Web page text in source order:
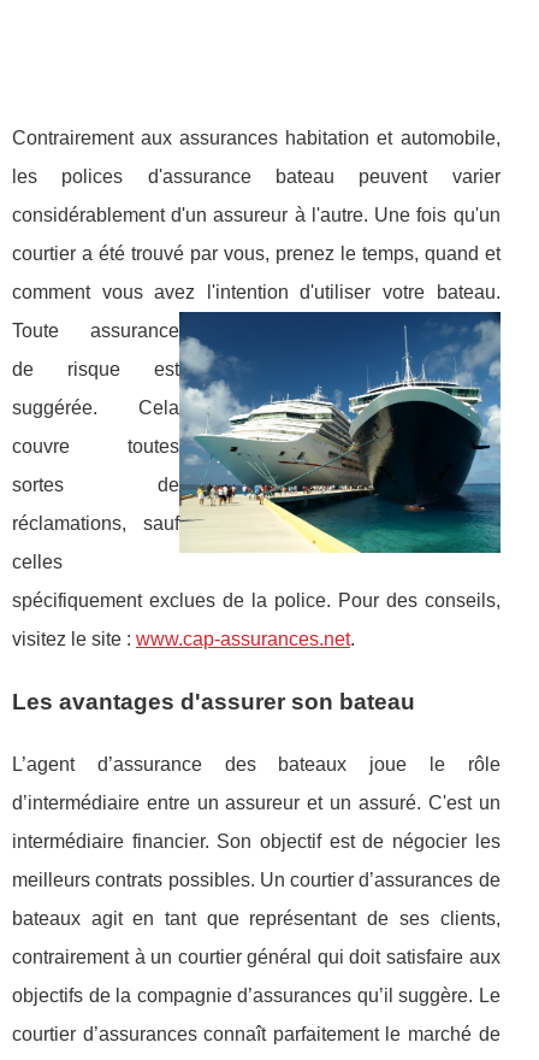
Contrairement aux assurances habitation et automobile,
les polices d'assurance bateau peuvent varier
considérablement d'un assureur à l'autre. Une fois qu'un
courtier a été trouvé par vous, prenez le temps, quand et
comment vous avez l'intention d'utiliser votre bateau.
Toute assurance
de risque est
suggérée. Cela
couvre toutes
sortes de
réclamations, sauf
celles
spécifiquement exclues de la police. Pour des conseils,
visitez le site : www.cap-assurances.net.
Les avantages d'assurer son bateau
L’agent d’assurance des bateaux joue le rôle
d’intermédiaire entre un assureur et un assuré. C'est un
intermédiaire financier. Son objectif est de négocier les
meilleurs contrats possibles. Un courtier d’assurances de
bateaux agit en tant que représentant de ses clients,
contrairement à un courtier général qui doit satisfaire aux
objectifs de la compagnie d’assurances qu’il suggère. Le
courtier d’assurances connaît parfaitement le marché de